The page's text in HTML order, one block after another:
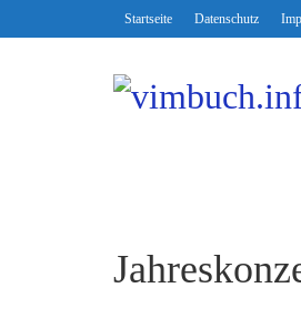
Startseite Datenschutz